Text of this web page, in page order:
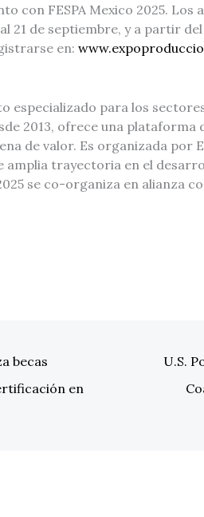
con FESPA Mexico 2025.
21 de septiembre, y a partir
en:
especializado para los
2013, ofrece una plataforma
de valor. Es organizada por
amplia trayectoria en el
se co-organiza en alianza
becas
en
U.S.